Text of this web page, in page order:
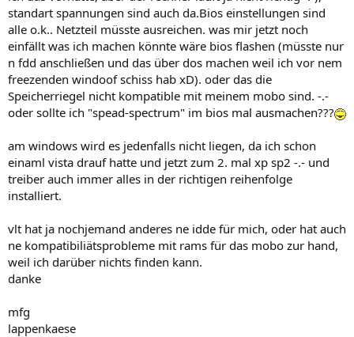
standart spannungen sind auch da.Bios einstellungen sind
alle o.k.. Netzteil müsste ausreichen. was mir jetzt noch
einfällt was ich machen könnte wäre bios flashen (müsste nur
n fdd anschließen und das über dos machen weil ich vor nem
freezenden windoof schiss hab xD). oder das die
Speicherriegel nicht kompatible mit meinem mobo sind. -.-
oder sollte ich "spead-spectrum" im bios mal ausmachen???
am windows wird es jedenfalls nicht liegen, da ich schon
einaml vista drauf hatte und jetzt zum 2. mal xp sp2 -.- und
treiber auch immer alles in der richtigen reihenfolge
installiert.
vlt hat ja nochjemand anderes ne idde für mich, oder hat auch
ne kompatibiliätsprobleme mit rams für das mobo zur hand,
weil ich darüber nichts finden kann.
danke
mfg
lappenkaese